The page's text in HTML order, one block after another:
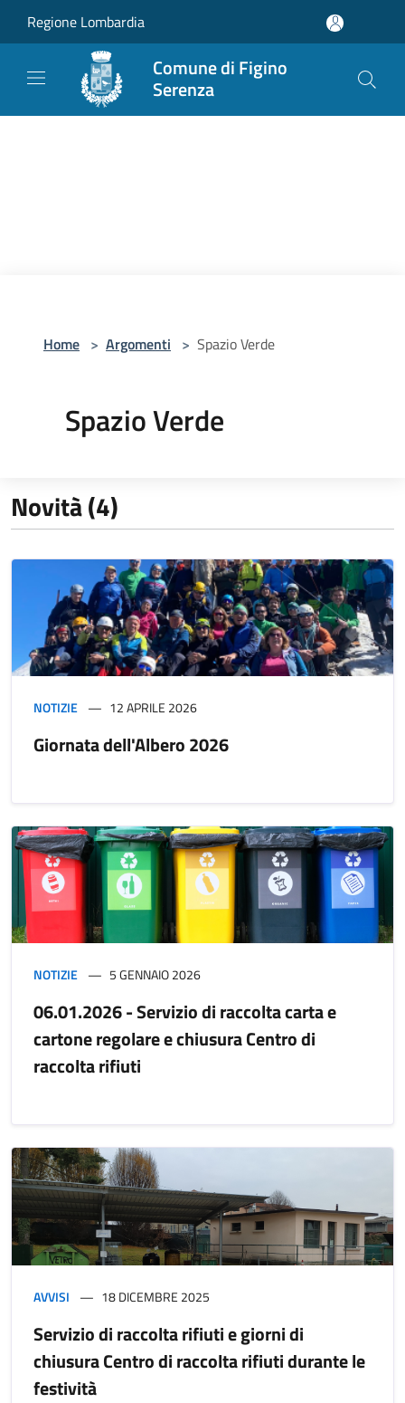
Regione Lombardia
Comune di Figino
Serenza
Home > Argomenti > Spazio Verde
Spazio Verde
Novità (4)
NOTIZIE 12 APRILE 2026
Giornata dell'Albero 2026
NOTIZIE 5 GENNAIO 2026
06.01.2026 - Servizio di raccolta carta e
cartone regolare e chiusura Centro di
raccolta rifiuti
AVVISI 18 DICEMBRE 2025
Servizio di raccolta rifiuti e giorni di
chiusura Centro di raccolta rifiuti durante le
festività